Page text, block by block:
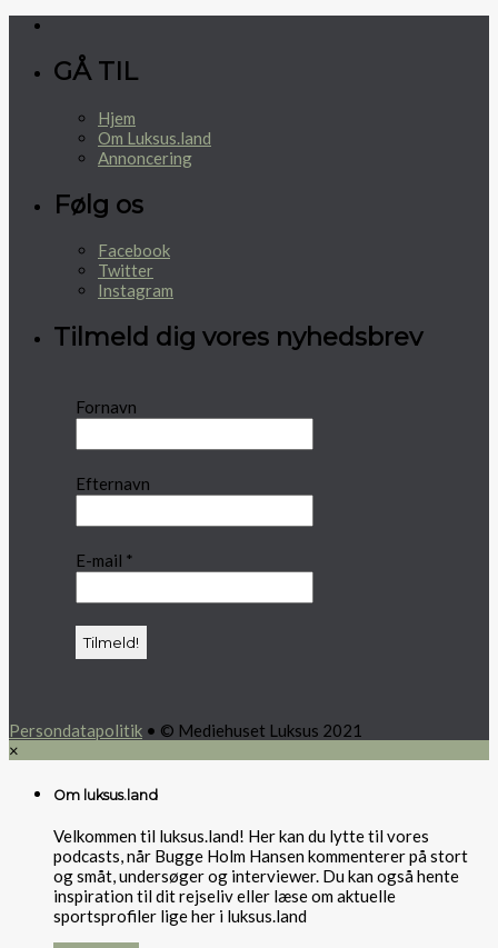
GÅ TIL
Hjem
Om Luksus.land
Annoncering
Følg os
Facebook
Twitter
Instagram
Tilmeld dig vores nyhedsbrev
Fornavn
Efternavn
E-mail *
Persondatapolitik • © Mediehuset Luksus 2021
×
Om luksus.land
Velkommen til luksus.land! Her kan du lytte til vores
podcasts, når Bugge Holm Hansen kommenterer på stort
og småt, undersøger og interviewer. Du kan også hente
inspiration til dit rejseliv eller læse om aktuelle
sportsprofiler lige her i luksus.land